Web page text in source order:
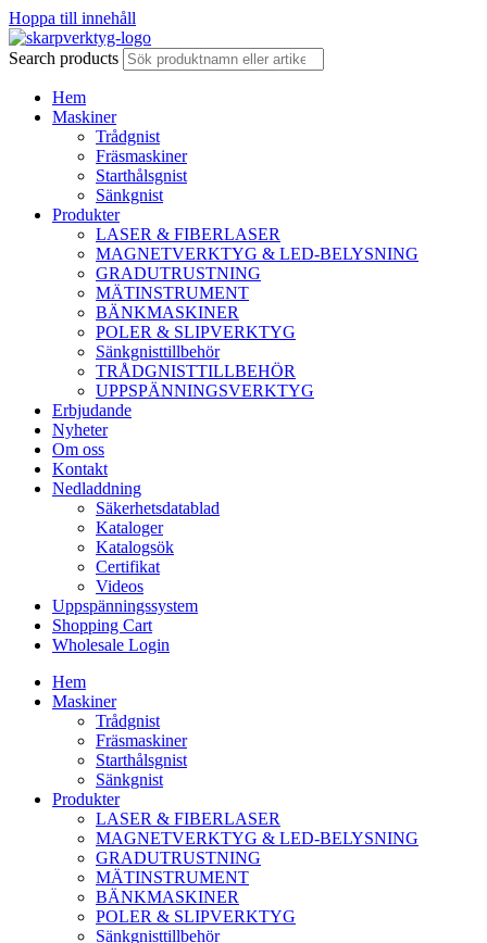
Hoppa till innehåll
Search products
Hem
Maskiner
Trådgnist
Fräsmaskiner
Starthålsgnist
Sänkgnist
Produkter
LASER & FIBERLASER
MAGNETVERKTYG & LED-BELYSNING
GRADUTRUSTNING
MÄTINSTRUMENT
BÄNKMASKINER
POLER & SLIPVERKTYG
Sänkgnisttillbehör
TRÅDGNISTTILLBEHÖR
UPPSPÄNNINGSVERKTYG
Erbjudande
Nyheter
Om oss
Kontakt
Nedladdning
Säkerhetsdatablad
Kataloger
Katalogsök
Certifikat
Videos
Uppspänningssystem
Shopping Cart
Wholesale Login
Hem
Maskiner
Trådgnist
Fräsmaskiner
Starthålsgnist
Sänkgnist
Produkter
LASER & FIBERLASER
MAGNETVERKTYG & LED-BELYSNING
GRADUTRUSTNING
MÄTINSTRUMENT
BÄNKMASKINER
POLER & SLIPVERKTYG
Sänkgnisttillbehör